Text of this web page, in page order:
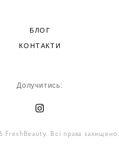
БЛОГ
КОНТАКТИ
Долучитись:
Всі права захищено.